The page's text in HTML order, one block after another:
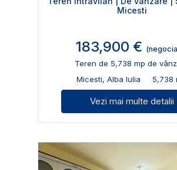
Micesti
183,900 €
Teren de 5,738 mp de
Micesti, Alba Iulia
5,738
Vezi mai multe detalii